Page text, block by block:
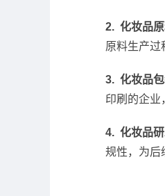
2. 化妆品原
原料生产过
3. 化妆品包
印刷的企业
4. 化妆品
规性，为后